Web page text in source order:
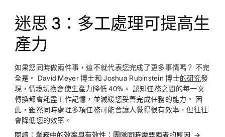
迷思 3：多工處理可提高生
產力
如果您同時做兩件事，這不就代表您完成了更多事情嗎？ 不完
全是。 David Meyer 博士和 Joshua Rubinstein 博士的研究發
現，情境切換會使生產力降低 40%。 認知任務之間的每一次
轉換都會耗盡工作記憶，並減緩您妥善完成任務的能力。 因
此，雖然同時處理多項任務可能會讓人覺得很有效率，但往往
會降低您的效率。
閱讀：業務中的效率與有效性：團隊同時需要兩者的原因